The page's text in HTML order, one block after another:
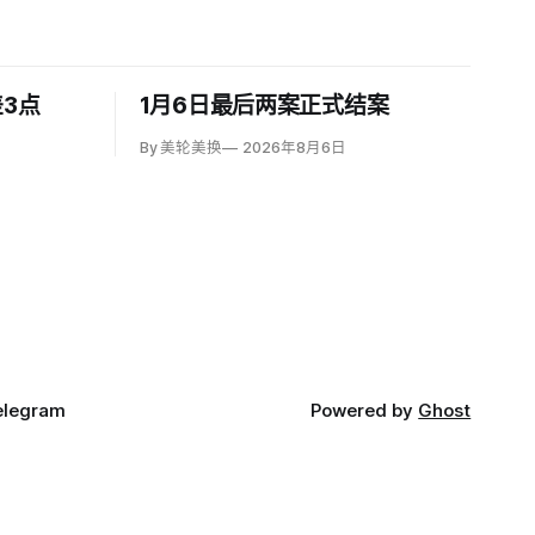
点 1月6日最后两案正式结案
By 美轮美换 2026年8月6日
Powered by Ghost